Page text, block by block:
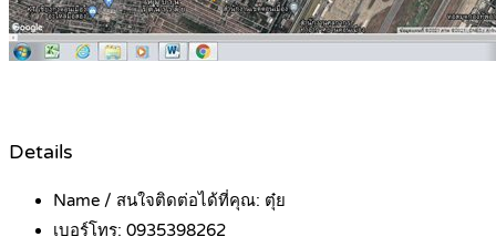
Details
Name / สนใจติดต่อได้ที่คุณ: ตุ๋ย
เบอร์โทร: 0935398262